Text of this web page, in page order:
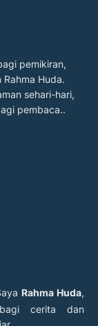
pemikiran,
Huda.
sehari-hari,
pembaca..
Rahma Huda,
cerita dan